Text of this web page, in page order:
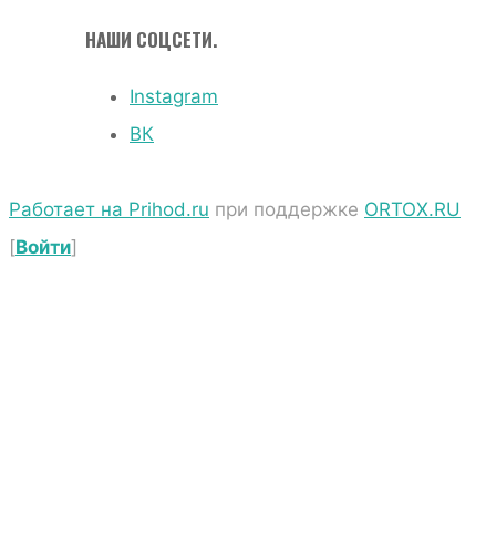
НАШИ СОЦСЕТИ.
Instagram
ВК
Работает на Prihod.ru при поддержке ORTOX.RU
[Войти]